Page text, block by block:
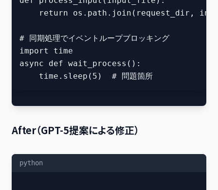
return os.path.join(request_dir,
# 同期処理でイベントループブロッキング
import time
async def wait_process():
After（GPT-5提案による修正）
python